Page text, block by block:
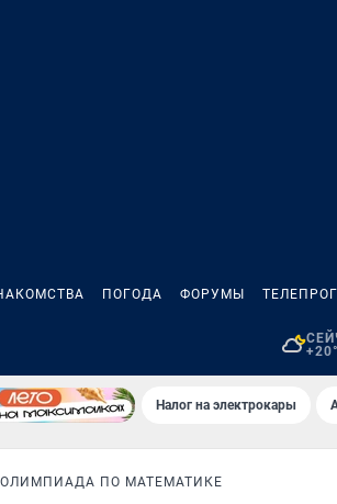
ПОГОДА ФОРУМЫ
Налог на электрокары
ОЛИМПИАДА ПО МАТЕМАТИКЕ